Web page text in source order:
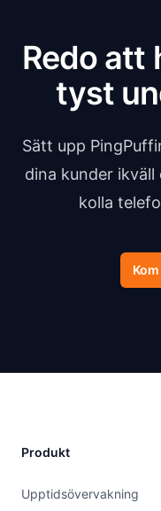
Redo att
tyst
Sätt upp
dina kunder
kolla
Produkt
Upptidsövervakning